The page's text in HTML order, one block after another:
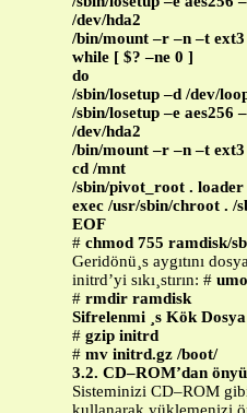
/dev/hda2
/bin/mount –r –n –t
while [ $? –ne 0 ]
do
/sbin/losetup –d /dev/
/sbin/losetup –e aes256
/dev/hda2
/bin/mount –r –n –t
cd /mnt
/sbin/pivot_root . loader
exec /usr/sbin/chroot . /
EOF
# chmod 755 ramdisk/
Geridönü¸s aygıtını
initrd’yi sıkı¸stırın: #
# rmdir ramdisk
Sifrelenmi ¸s Kök
# gzip initrd
# mv initrd.gz /boot/
3.2. CD–ROM’dan
Sisteminizi CD–ROM